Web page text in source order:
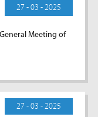
27 - 03 - 2025
Meeting of
27 - 03 - 2025